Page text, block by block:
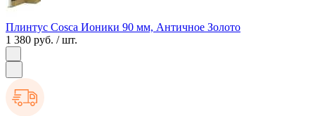
Плинтус Cosca Ионики 90 мм, Античное Золото
1 380 руб. / шт.